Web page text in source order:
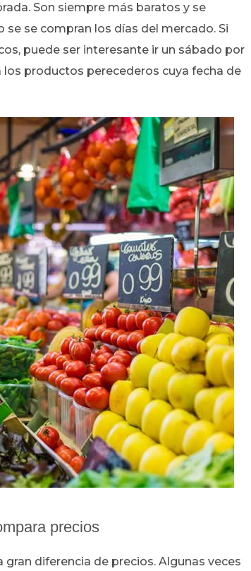
Son siempre más baratos y se
se compran los días del mercado. Si
puede ser interesante ir un sábado por
productos perecederos cuya fecha de
precios
diferencia de precios. Algunas veces